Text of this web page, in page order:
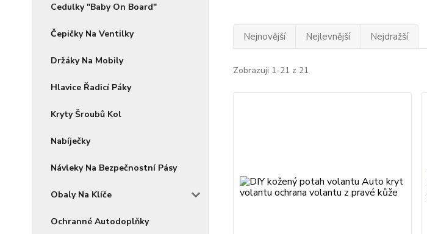
Cedulky "Baby On Board"
Čepičky Na Ventilky
Držáky Na Mobily
Hlavice Řadicí Páky
Kryty Šroubů Kol
Nabíječky
Návleky Na Bezpečnostní Pásy
Obaly Na Klíče
Ochranné Autodoplňky
Nejnovější Nejlevnější Nejdražší
Zobrazuji 1-21 z 21